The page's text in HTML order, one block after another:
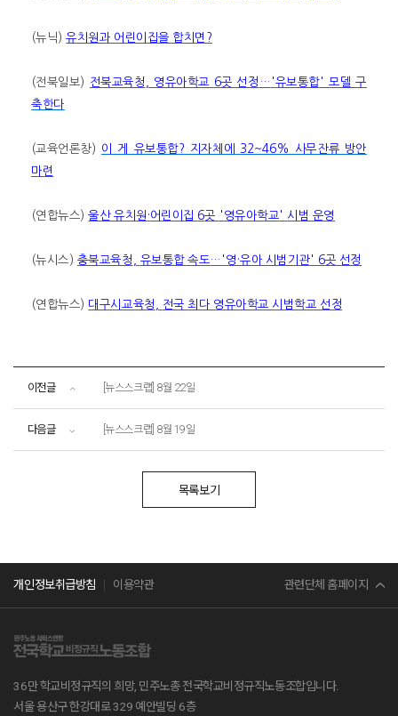
(뉴닉)유치원과 어린이집을 합치면 ?
(전북일보) 전북교육청 영유아학교 6곳 선정 … '유보통합' 모델 구
축한다
(교육언론창) 이 게 유보통합? 지자체에 32~46% 사무잔류 방안
마련
(연합뉴스)울산 유치원 ·어린이집 6곳 ' 영유아학교 ' 시범 운영
(뉴시스 ) 충북교육청 유보통합 속도 … ' 영 ·유아 시범기관' 6곳 선정
(연합뉴스) 대구시교육청 전국 최다 영유아학교 시범학교 선정
이전글 [뉴스스크랩] 8월 22일
다음글 [뉴스스크랩] 8월 19일
목록보기
개인정보취급방침 이용약관 관련단체 홈페이지
민주노총
전교조
36만 학교비정규직의 희망, 민주노총 전국학교비정규직노동조합입니다.
서울 용산구 한강대로 329 예안빌딩 6층